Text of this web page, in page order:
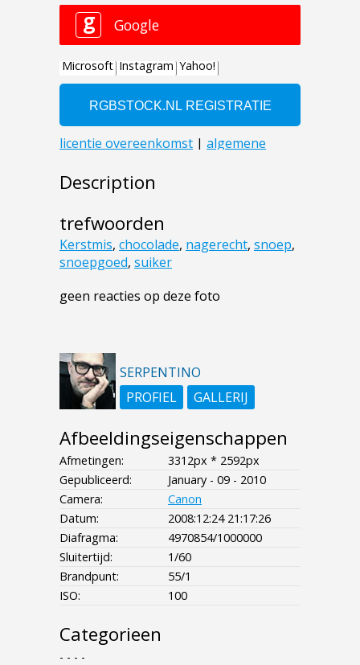
Description
trefwoorden
Kerstmis, chocolade, nagerecht, snoep,
snoepgoed, suiker
geen reacties op deze foto
SERPENTINO
PROFIEL
GALLERIJ
Afbeeldingseigenschappen
Afmetingen:
3312px * 2592px
Gepubliceerd:
January - 09 - 2010
Camera:
Canon
Datum:
2008:12:24 21:17:26
Diafragma:
4970854/1000000
Sluitertijd:
1/60
Brandpunt:
55/1
ISO:
100
Categorieen
- - - -